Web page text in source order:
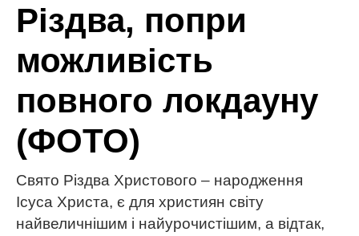
Різдва, попри
можливість
повного локдауну
(ФОТО)
Свято Різдва Христового – народження
Ісуса Христа, є для християн світу
найвеличнішим і найурочистішим, а відтак,